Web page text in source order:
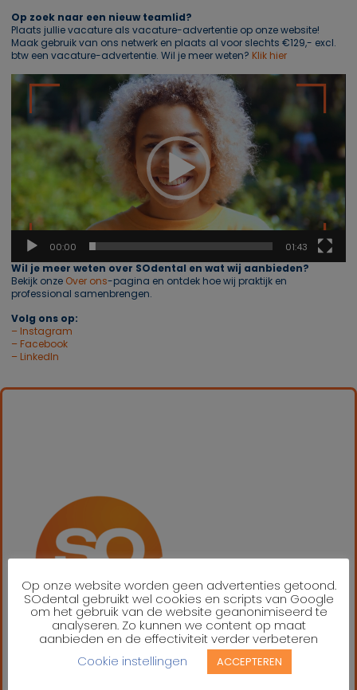
Op zoek naar een nieuw teamlid?
Plaats jullie vacature als vacature-advertentie op onze website!
Maak gebruik van ons netwerk en plaats al voor slechts €129,- excl.
btw een vacature-advertentie. Wil je meer weten? Klik hier
Videospeler
00:00 01:43
Wil je meer weten over SOdental en wat wij aanbieden?
Bekijk onze Over ons-pagina en ontdek hoe wij praktijk en
professional samenbrengen.
Volg ons op:
– Instagram
– Facebook
– LinkedIn
Op onze website worden geen advertenties getoond.
SOdental gebruikt wel cookies en scripts van Google
om het gebruik van de website geanonimiseerd te
analyseren. Zo kunnen we content op maat
aanbieden en de effectiviteit verder verbeteren
Cookie instellingen
ACCEPTEREN